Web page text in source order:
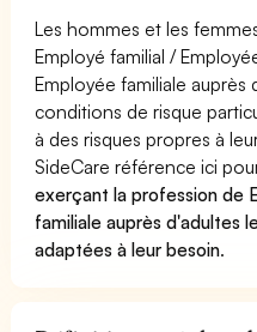
Les hommes et les
Employé familial /
Employée familiale auprès
conditions de risque
à des risques propres à
SideCare référence ici
exerçant la profession de
familiale auprès d'adultes
adaptées à leur besoin.